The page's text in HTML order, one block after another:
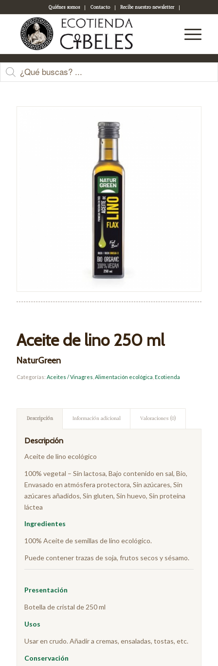
Quiénes somos Contacto
Recibe nuestro newsletter
Acceso a tu cuenta
Tienda
Aceite de lino 250 ml
NaturGreen
Categorías: Aceites / Vinagres Alimentación ecológica Ecotienda
Descripción Información adicional Valoraciones (0)
Descripción
Aceite de lino ecológico
100% vegetal – Sin lactosa, Bajo contenido en sal, Bio,
Envasado en atmósfera protectora, Sin azúcares, Sin
azúcares añadidos, Sin gluten, Sin huevo, Sin proteína
láctea
Ingredientes
100% Aceite de semillas de lino ecológico.
Puede contener trazas de soja, frutos secos y sésamo.
Presentación
Botella de cristal de 250 ml
Usos
Usar en crudo. Añadir a cremas, ensaladas, tostas, etc.
Conservación